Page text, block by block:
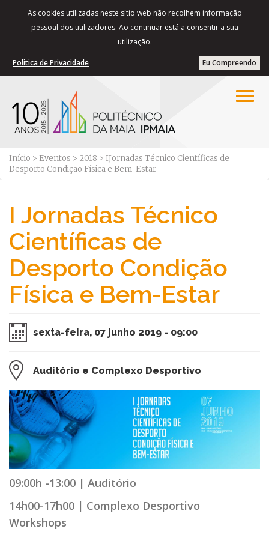
As cookies utilizadas neste sítio web não recolhem informação
pessoal dos utilizadores. Ao continuar está a consentir a sua
utilização.
Eu Compreendo
Politica de Privacidade
Início > Eventos > 2018 > IJornadas Técnico Científicas de
Desporto Condição Física e Bem-Estar
I Jornadas Técnico
Científicas de
Desporto Condição
Física e Bem-Estar
sexta-feira, 07 junho 2019 - 09:00
Auditório e Complexo Desportivo
0​9:00h -13:00 | Auditório
14h00-17h00 | Complexo Desportivo
Workshops